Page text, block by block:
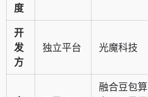
度
开
发
方
独立平台 光魔科技
融合豆包算